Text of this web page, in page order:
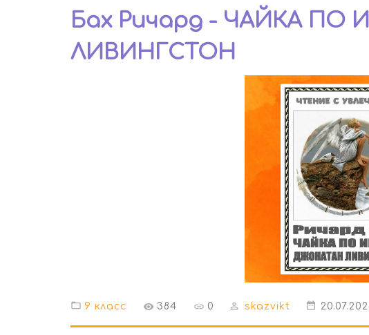
Бах Ричард - ЧАЙКА
ЛИВИНГСТОН
9 класс 384 0 skazvikt